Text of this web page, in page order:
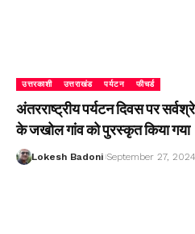
उत्तरकाशी उत्तराखंड पर्यटन फीचर्ड
अंतरराष्ट्रीय पर्यटन दिवस पर
के जखोल गांव को पुरस्कृत किया गया
Lokesh Badoni September 27, 2024